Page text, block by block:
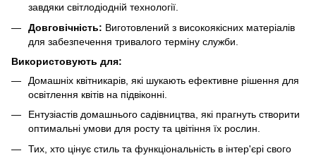
завдяки світлодіодній технології.
Довговічність: Виготовлений з високоякісних матеріалів
для забезпечення тривалого терміну служби.
Використовують для:
Домашніх квітникарів, які шукають ефективне рішення для
освітлення квітів на підвіконні.
Ентузіастів домашнього садівництва, які прагнуть створити
оптимальні умови для росту та цвітіння їх рослин.
Тих, хто цінує стиль та функціональність в інтер'єрі свого